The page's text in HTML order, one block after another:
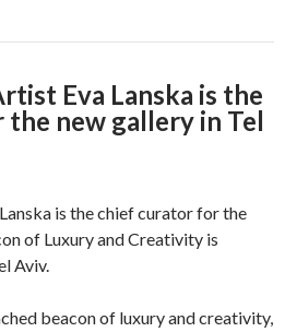
Eva Lanska is the
new gallery in Tel
is the chief curator for the
of Luxury and Creativity is
Aviv.
beacon of luxury and creativity,